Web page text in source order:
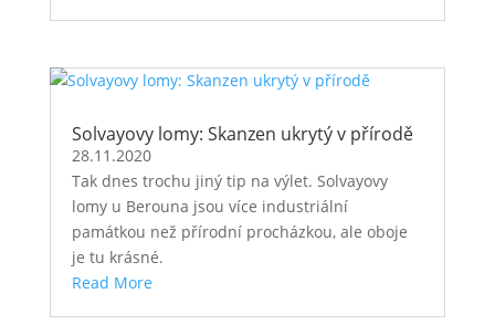
Solvayovy lomy: Skanzen ukrytý v přírodě
28.11.2020
Tak dnes trochu jiný tip na výlet. Solvayovy
lomy u Berouna jsou více industriální
památkou než přírodní procházkou, ale oboje
je tu krásné.
Read More